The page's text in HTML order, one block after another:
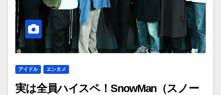
アイドル エンタメ
実は全員ハイスペ！SnowMan（スノー